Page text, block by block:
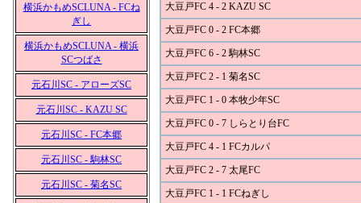
横浜かもめSCLUNA - FCね
ぎし
横浜かもめSCLUNA - 横浜
SCつばさ
元石川SC - アローズSC
元石川SC - KAZU SC
元石川SC - FC本郷
元石川SC - 駒林SC
元石川SC - 菊名SC
大豆戸FC 4 - 2 KAZU SC
大豆戸FC 0 - 2 FC本郷
大豆戸FC 6 - 2 駒林SC
大豆戸FC 2 - 1 菊名SC
大豆戸FC 1 - 0 本牧少年SC
大豆戸FC 0 - 7 しらとり台FC
大豆戸FC 4 - 1 FCカルパ
大豆戸FC 2 - 7 太尾FC
大豆戸FC 1 - 1 FCねぎし